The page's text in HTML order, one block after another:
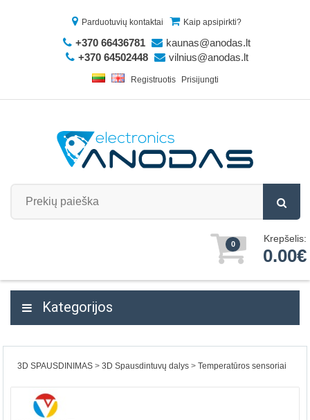
Parduotuvių kontaktai Kaip apsipirkti?
+370 66436781
kaunas@anodas.lt
+370 64502448
vilnius@anodas.lt
Registruotis Prisijungti
0 Krepšelis:
0.00€
Kategorijos
3D SPAUSDINIMAS 3D Spausdintuvų dalys Temperatūros sensoriai